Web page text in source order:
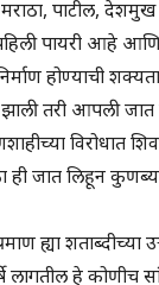
पाटील, देशमुख
पायरी आहे
होण्याची
झाली तरी आपली
विरोधात
ही जात लिहून
ह्या शताब्दीच्या
लागतील हे कोणीच